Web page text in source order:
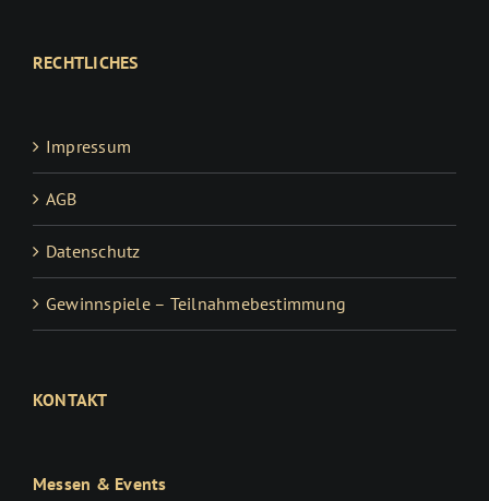
RECHTLICHES
Impressum
AGB
Datenschutz
Gewinnspiele – Teilnahmebestimmung
KONTAKT
Messen & Events